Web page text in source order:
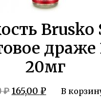
Brusko
драже
20мг
₽ Первоначальная
165,00 ₽Текущая
В